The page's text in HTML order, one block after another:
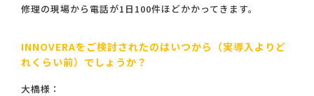
修理の現場から電話が1日100件ほどかかってきます。
INNOVERAをご検討されたのはいつから（実導入よりど
れくらい前）でしょうか？
大橋様：